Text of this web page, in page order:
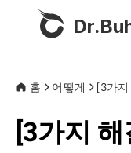
제품
홈 어떻게
[3가지